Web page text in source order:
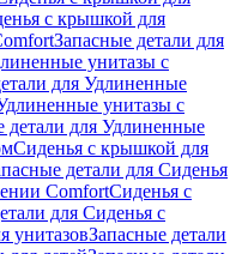
с крышкой для
Запасные детали для
унитазы с
для Удлиненные
унитазы с
детали для Удлиненные
Сиденья с крышкой для
детали для Сиденья
ComfortСиденья с
для Сиденья с
унитазовЗапасные детали